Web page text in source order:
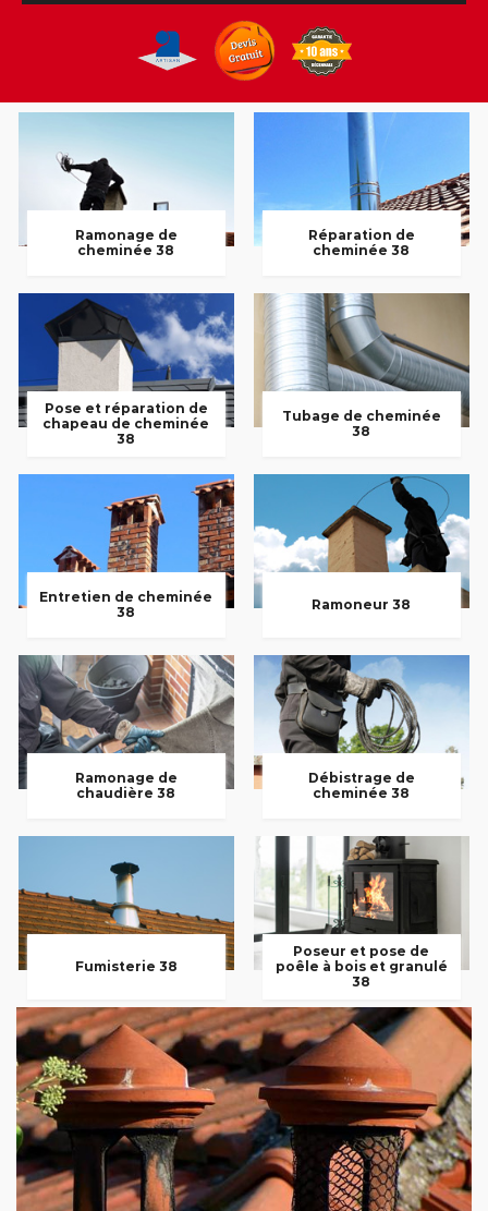
Ramonage de
cheminée 38
Réparation de
cheminée 38
Pose et réparation de
chapeau de cheminée
38
Tubage de cheminée
38
Entretien de cheminée
38
Ramoneur 38
Ramonage de
chaudière 38
Débistrage de
cheminée 38
Fumisterie 38
Poseur et pose de
poêle à bois et granulé
38